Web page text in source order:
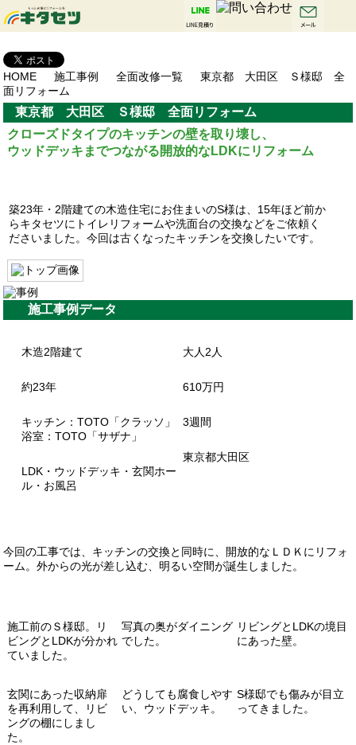
HOME 施工事例 全面改修一覧
東京都 大田区 Ｓ様邸 全
面リフォーム
東京都 大田区 Ｓ様邸 全面リフォーム
クローズドタイプのキッチンの壁を取り壊し、
ウッドデッキまでつながる開放的なLDKにリフォーム
築23年・2階建ての木造住宅にお住まいのS様は、15年ほど前か
らキタセツにトイレリフォームや洗面台の交換などをご依頼く
ださいました。今回は古くなったキッチンを交換したいです。
施工事例データ
木造2階建て
約23年
大人2人
610万円
キッチン：TOTO「クラッソ」
浴室： TOTO「サザナ」
LDK・ウッドデッキ・玄関ホー
ル・お風呂
3週間
東京都大田区
今回の工事では、キッチンの交換と同時に、開放的なＬＤＫにリフォ
ーム。外からの光が差し込む、明るい空間が誕生しました。
施工前のＳ様邸。リ
ビングとLDKが分かれ
ていました。
写真の奥がダイニング
でした。
リビングとLDKの境目
にあった壁。
玄関にあった収納扉
を再利用して、リビ
ングの棚にしまし
た。
どうしても腐食しやす
い、ウッドデッキ。
S様邸でも傷みが目立
ってきました。